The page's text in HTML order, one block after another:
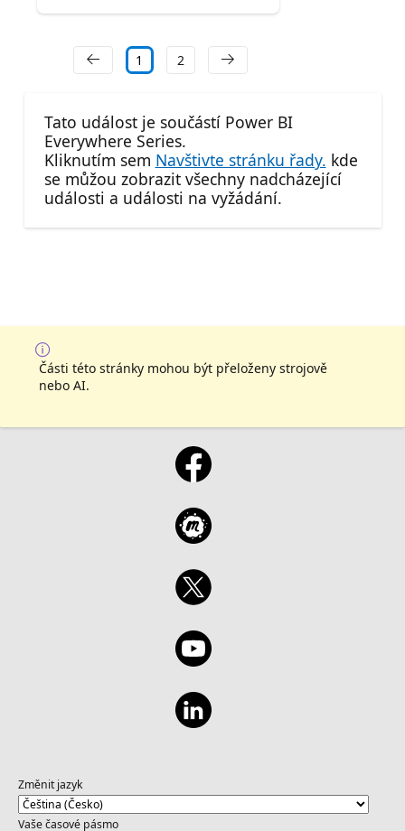
1 2
Tato událost je součástí Power BI
Everywhere Series.
Kliknutím sem Navštivte stránku řady. kde
se můžou zobrazit všechny nadcházející
události a události na vyžádání.
Části této stránky mohou být přeloženy strojově
nebo AI.
Změnit jazyk
Vaše časové pásmo